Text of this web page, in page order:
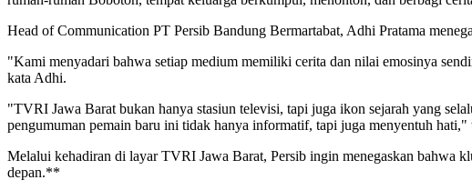
Head of Communication PT Persib Bandung Bermartabat, Adhi Pratama
"Kami menyadari bahwa setiap medium memiliki cerita dan nilai emosinya
kata Adhi.
"TVRI Jawa Barat bukan hanya stasiun televisi, tapi juga ikon sejarah yang
pengumuman pemain baru ini tidak hanya informatif, tapi juga menyentuh hati,"
Melalui kehadiran di layar TVRI Jawa Barat, Persib ingin menegaskan bahwa
depan.**